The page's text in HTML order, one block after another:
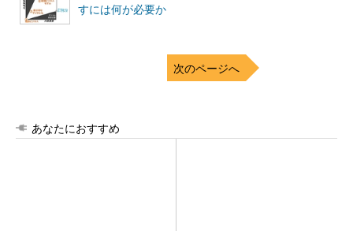
すには何が必要か
次のページへ
あなたにおすすめ